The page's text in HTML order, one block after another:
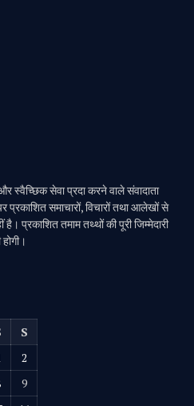
स्वैच्छिक सेवा प्रदा करने वाले संवादाता
प्रकाशित समाचारों, विचारों तथा आलेखों से
प्रकाशित तमाम तथ्थों की पूरी जिम्मेदारी
S
2
9